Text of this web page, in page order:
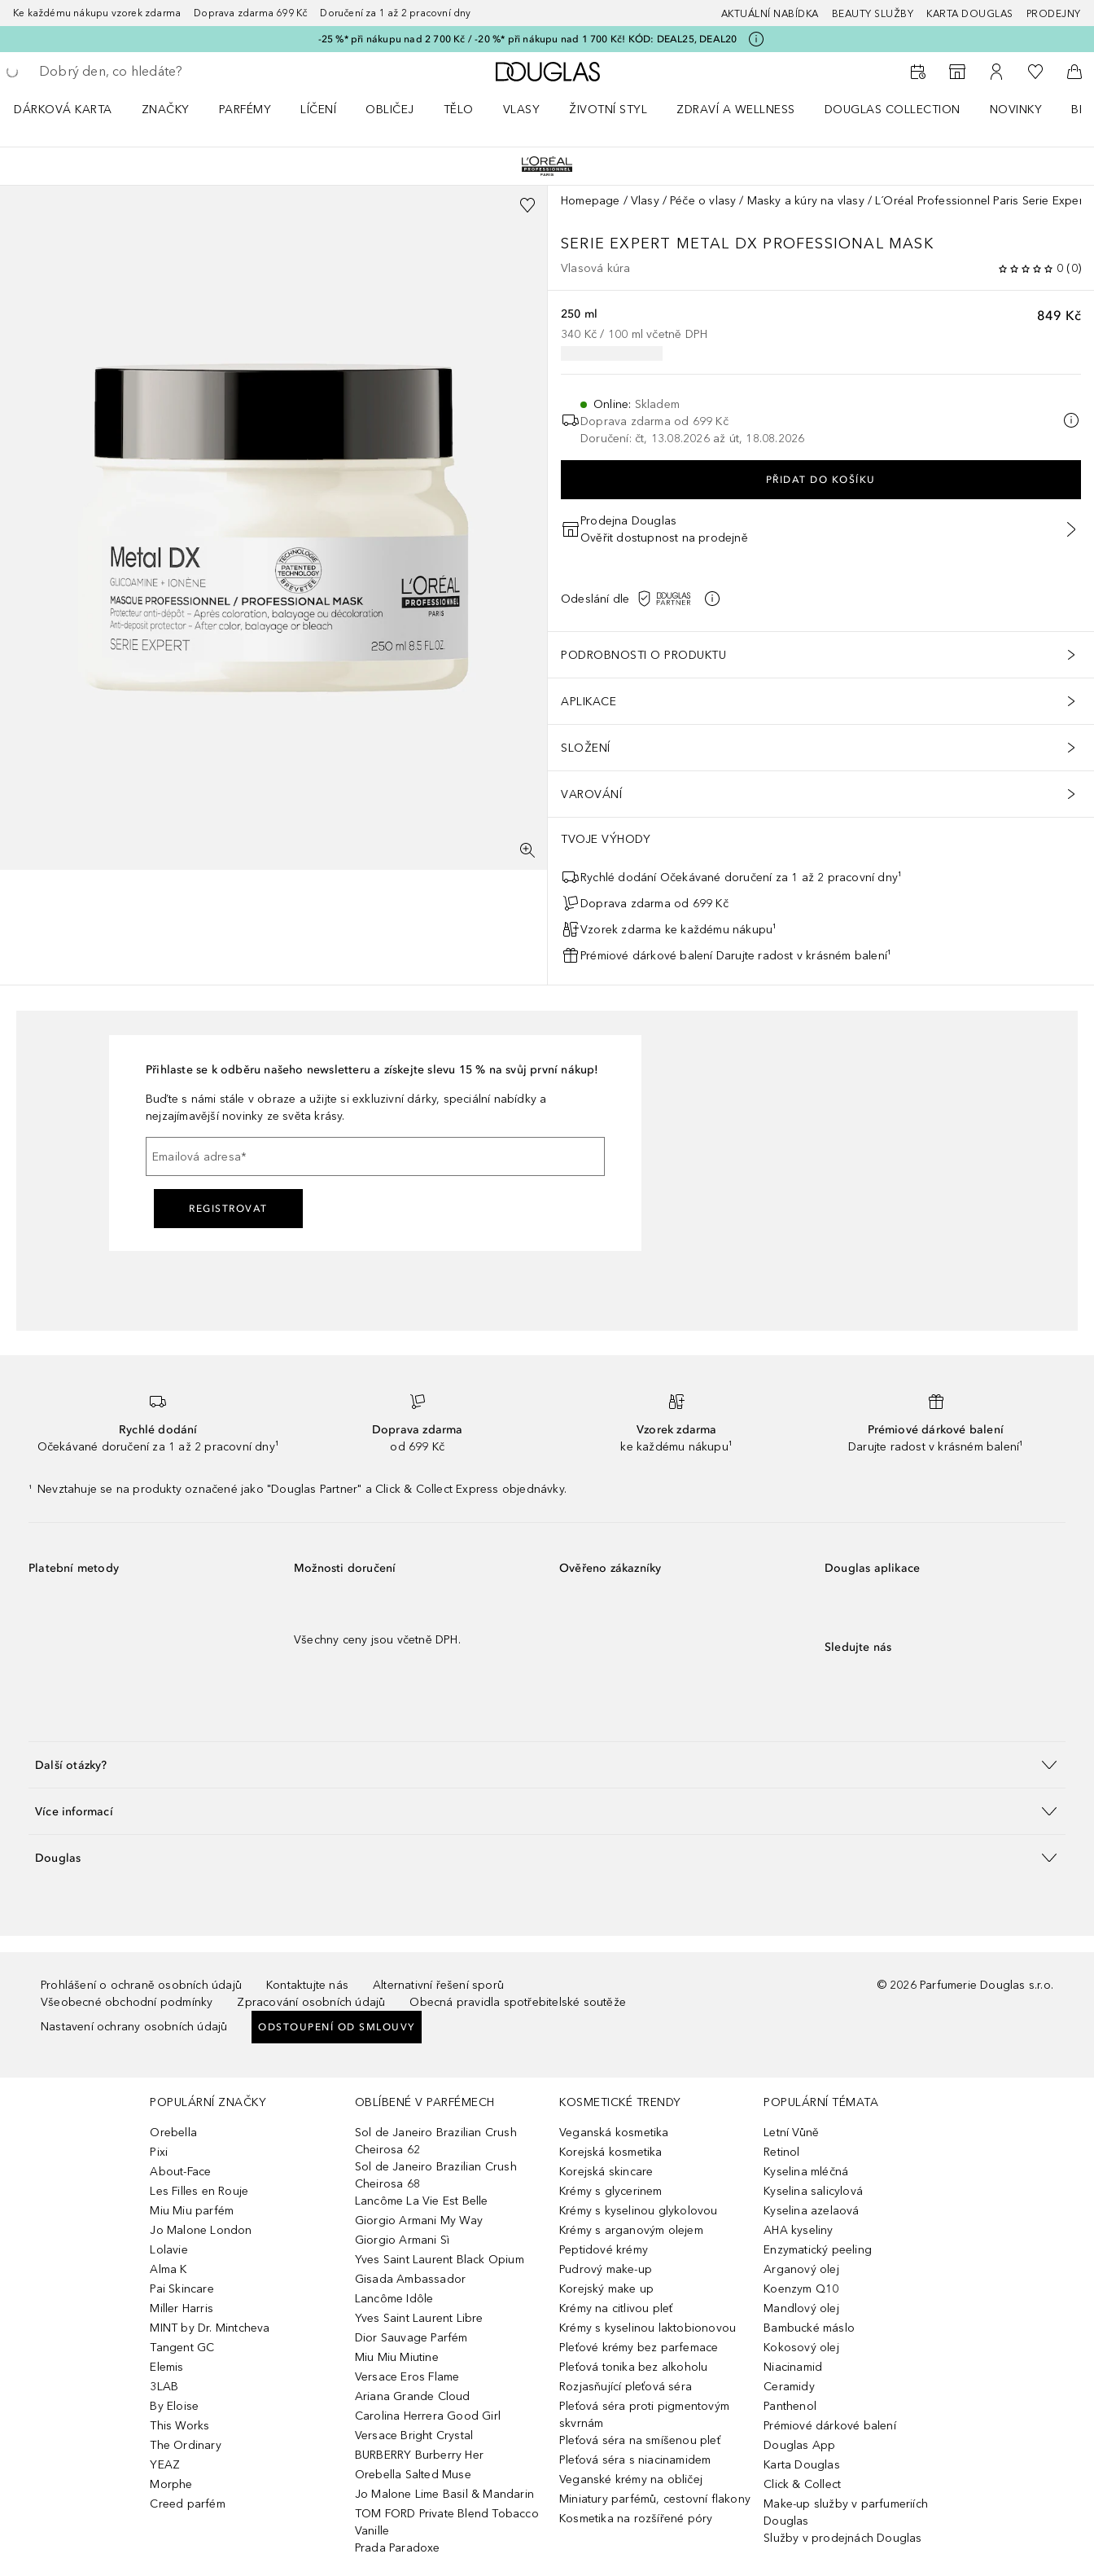
Ke každému nákupu vzorek zdarma Doprava zdarma 699 Kč Doručení za 1 až 2 pracovní dny AKTUÁLNÍ NABÍDKA BEAUTY SLUŽBY KARTA DOUGLAS PRODEJNY
-25 %* při nákupu nad 2 700 Kč / -20 %* při nákupu nad 1 700 Kč! KÓD: DEAL25, DEAL20
Vraťte se
Proveďte vyhledávání
Domů
K vyhledávači prodejen
K mému účtu
K mému
Do
DÁRKOVÁ KARTA
ZNAČKY
PARFÉMY
LÍČENÍ
OBLIČEJ
TĚLO
VLASY
ŽIVOTNÍ STYL
ZDRAVÍ A WELLNESS
DOUGLAS COLLECTION
NOVINKY
Homepage Vlasy Péče o vlasy Masky a kúry na vlasy L´Oréal Professionnel Paris Serie
SERIE EXPERT METAL DX PROFESSIONAL MASK
Vlasová kúra 0 (0)
849 Kč
250 ml
340 Kč / 100 ml včetně DPH
Online: Skladem
Doprava zdarma od 699 Kč
Doručení: čt, 13.08.2026 až út, 18.08.2026
PŘIDAT DO KOŠÍKU
Prodejna Douglas
Ověřit dostupnost na prodejně
Odeslání dle
PODROBNOSTI O PRODUKTU
APLIKACE
SLOŽENÍ
VAROVÁNÍ
TVOJE VÝHODY
Rychlé dodání Očekávané doručení za 1 až 2 pracovní dny¹
Doprava zdarma od 699 Kč
Vzorek zdarma ke každému nákupu¹
Prémiové dárkové balení Darujte radost v krásném balení¹
Přihlaste se k odběru našeho newsletteru a získejte slevu 15 % na svůj první nákup!
Buďte s námi stále v obraze a užijte si exkluzivní dárky, speciální nabídky a
nejzajímavější novinky ze světa krásy.
Emailová adresa*
REGISTROVAT
Rychlé dodání
Očekávané doručení za 1 až 2 pracovní dny¹
Doprava zdarma
od 699 Kč
Vzorek zdarma
ke každému nákupu¹
Prémiové dárkové balení
Darujte radost v krásném balení¹
¹ Nevztahuje se na produkty označené jako "Douglas Partner" a Click & Collect Express objednávky.
Platební metody Možnosti doručení
Všechny ceny jsou včetně DPH.
Ověřeno zákazníky Douglas aplikace
Sledujte nás
Další otázky?
Více informací
Douglas
Prohlášení o ochraně osobních údajů Kontaktujte nás
Alternativní řešení sporů
Všeobecné obchodní podmínky
Zpracování osobních údajů
Obecná pravidla spotřebitelské soutěže
Nastavení ochrany osobních údajů
ODSTOUPENÍ OD SMLOUVY
© 2026 Parfumerie Douglas s.r.o.
POPULÁRNÍ ZNAČKY
Orebella
Pixi
About-Face
Les Filles en Rouje
Miu Miu parfém
Jo Malone London
Lolavie
Alma K
Pai Skincare
Miller Harris
MINT by Dr. Mintcheva
Tangent GC
Elemis
3LAB
By Eloise
This Works
The Ordinary
YEAZ
Morphe
Creed parfém
OBLÍBENÉ V PARFÉMECH
Sol de Janeiro Brazilian Crush
Cheirosa 62
Sol de Janeiro Brazilian Crush
Cheirosa 68
Lancôme La Vie Est Belle
Giorgio Armani My Way
Giorgio Armani Sì
Yves Saint Laurent Black Opium
Gisada Ambassador
Lancôme Idôle
Yves Saint Laurent Libre
Dior Sauvage Parfém
Miu Miu Miutine
Versace Eros Flame
Ariana Grande Cloud
Carolina Herrera Good Girl
Versace Bright Crystal
BURBERRY Burberry Her
Orebella Salted Muse
Jo Malone Lime Basil & Mandarin
TOM FORD Private Blend Tobacco
Vanille
Prada Paradoxe
KOSMETICKÉ TRENDY
Veganská kosmetika
Korejská kosmetika
Korejská skincare
Krémy s glycerinem
Krémy s kyselinou glykolovou
Krémy s arganovým olejem
Peptidové krémy
Pudrový make-up
Korejský make up
Krémy na citlivou pleť
Krémy s kyselinou laktobionovou
Pleťové krémy bez parfemace
Pleťová tonika bez alkoholu
Rozjasňující pleťová séra
Pleťová séra proti pigmentovým
skvrnám
Pleťová séra na smíšenou pleť
Pleťová séra s niacinamidem
Veganské krémy na obličej
Miniatury parfémů, cestovní flakony
Kosmetika na rozšířené póry
POPULÁRNÍ TÉMATA
Letní Vůně
Retinol
Kyselina mléčná
Kyselina salicylová
Kyselina azelaová
AHA kyseliny
Enzymatický peeling
Arganový olej
Koenzym Q10
Mandlový olej
Bambucké máslo
Kokosový olej
Niacinamid
Ceramidy
Panthenol
Prémiové dárkové balení
Douglas App
Karta Douglas
Click & Collect
Make-up služby v parfumeriích
Douglas
Služby v prodejnách Douglas